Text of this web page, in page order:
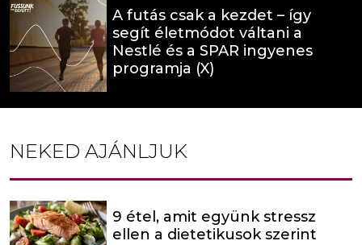
A futás csak a kezdet – így
segít életmódot váltani a
Nestlé és a SPAR ingyenes
programja (X)
NEKED AJÁNLJUK
9 étel, amit együnk stressz
ellen a dietetikusok szerint